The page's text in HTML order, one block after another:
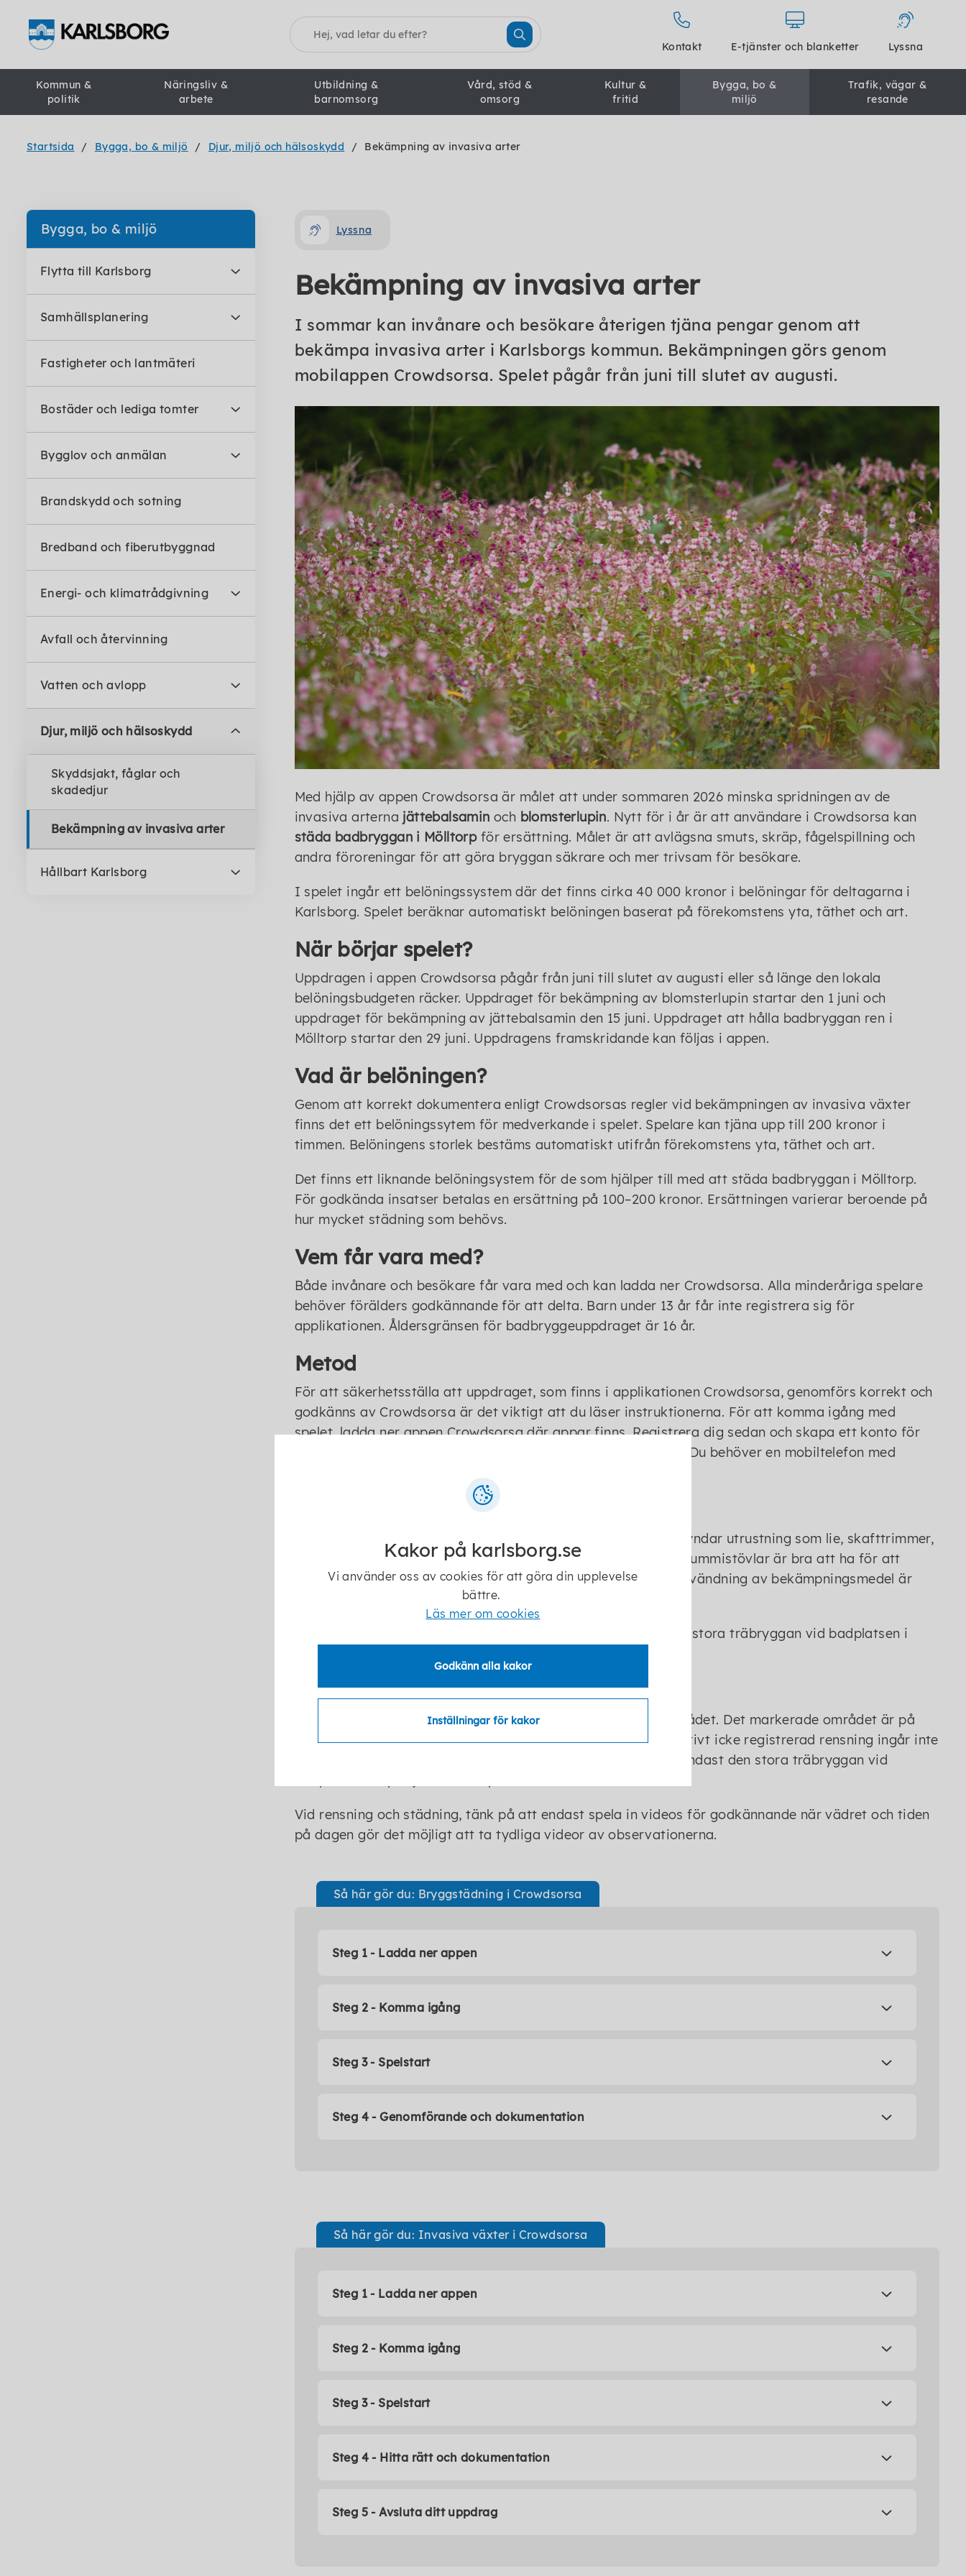
Sök
Kontakt E-tjänster och blanketter Lyssna
Kommun &
politik
Näringsliv &
arbete
Utbildning &
barnomsorg
Vård, stöd &
omsorg
Kultur &
fritid
Bygga, bo &
miljö
Trafik, vägar &
resande
Startsida Bygga, bo & miljö Djur, miljö och hälsoskydd Bekämpning av invasiva arter
Bygga, bo & miljö
Flytta till Karlsborg
Samhällsplanering
Fastigheter och lantmäteri
Bostäder och lediga tomter
Bygglov och anmälan
Brandskydd och sotning
Bredband och fiberutbyggnad
Energi- och klimatrådgivning
Avfall och återvinning
Vatten och avlopp
Djur, miljö och hälsoskydd
Skyddsjakt, fåglar och
skadedjur
Bekämpning av invasiva arter
Hållbart Karlsborg
Lyssna
Bekämpning av invasiva arter
I sommar kan invånare och besökare återigen tjäna pengar genom att
bekämpa invasiva arter i Karlsborgs kommun. Bekämpningen görs genom
mobilappen Crowdsorsa. Spelet pågår från juni till slutet av augusti.
Med hjälp av appen Crowdsorsa är målet att under sommaren 2026 minska spridningen av de
invasiva arterna jättebalsamin och blomsterlupin. Nytt för i år är att användare i Crowdsorsa kan
städa badbryggan i Mölltorpför ersättning. Målet är att avlägsna smuts, skräp, fågelspillning och
andra föroreningar för att göra bryggan säkrare och mer trivsam för besökare.
I spelet ingår ett belöningssystem där det finns cirka 40 000 kronor i belöningar för deltagarna i
Karlsborg. Spelet beräknar automatiskt belöningen baserat på förekomstens yta, täthet och art.
När börjar spelet?
Uppdragen i appen Crowdsorsa pågår från juni till slutet av augusti eller så länge den lokala
belöningsbudgeten räcker. Uppdraget för bekämpning av blomsterlupin startar den 1 juni och
uppdraget för bekämpning av jättebalsamin den 15 juni. Uppdraget att hålla badbryggan ren i
Mölltorp startar den 29 juni. Uppdragens framskridande kan följas i appen.
Vad är belöningen?
Genom att korrekt dokumentera enligt Crowdsorsas regler vid bekämpningen av invasiva växter
finns det ett belöningssytem för medverkande i spelet. Spelare kan tjäna upp till 200 kronor i
timmen. Belöningens storlek bestäms automatiskt utifrån förekomstens yta, täthet och art.
Det finns ett liknande belöningsystem för de som hjälper till med att städa badbryggan i Mölltorp.
För godkända insatser betalas en ersättning på 100–200 kronor. Ersättningen varierar beroende på
hur mycket städning som behövs.
Vem får vara med?
Både invånare och besökare får vara med och kan ladda ner Crowdsorsa. Alla minderåriga spelare
behöver förälders godkännande för att delta. Barn under 13 år får inte registrera sig för
applikationen. Åldersgränsen för badbryggeuppdraget är 16 år.
Metod
För att säkerhetsställa att uppdraget, som finns i applikationen Crowdsorsa, genomförs korrekt och
godkänns av Crowdsorsa är det viktigt att du läser instruktionerna. För att komma igång med
spelet, ladda ner appen Crowdsorsa där appar finns. Registrera dig sedan och skapa ett konto för
att delta. För mer utförliga regler följ instruktionerna i appen. Du behöver en mobiltelefon med
Användning av utrustning är inte obligatoriskt. Däremot påskyndar utrustning som lie, skafttrimmer,
spade eller andra liknande verktyg processen. Handskar och gummistövlar är bra att ha för att
skydda sig mot exempelvis brännmärken, insekter och djur. Användning av bekämpningsmedel är
Nödvändig städutrustning för uppdraget att hålla rent på den stora träbryggan vid badplatsen i
Villkor
Du kan enbart delta i uppdraget inom det markerade spelområdet. Det markerade området är på
Karlsborgs kommuns mark. Rensning utanför området alternativt icke registrerad rensning ingår inte
i det upplagda uppdraget. Städuppdraget av bryggan gäller endast den stora träbryggan vid
Vid rensning och städning, tänk på att endast spela in videos för godkännande när vädret och tiden
på dagen gör det möjligt att ta tydliga videor av observationerna.
Så här gör du: Bryggstädning i Crowdsorsa
Steg 1 - Ladda ner appen
Steg 2 - Komma igång
Steg 3 - Spelstart
Steg 4 - Genomförande och dokumentation
Så här gör du: Invasiva växter i Crowdsorsa
Steg 1 - Ladda ner appen
Steg 2 - Komma igång
Steg 3 - Spelstart
Steg 4 - Hitta rätt och dokumentation
Steg 5 - Avsluta ditt uppdrag
Kakor på karlsborg.se
Vi använder oss av cookies för att göra din upplevelse
bättre.
Läs mer om cookies
Godkänn alla kakor
Inställningar för kakor